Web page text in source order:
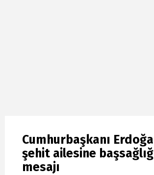
Cumhurbaşkanı
şehit ailesine
mesajı